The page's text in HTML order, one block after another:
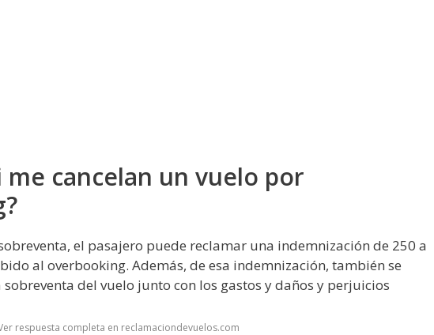
me cancelan un vuelo por
el pasajero puede reclamar una indemnización de 250 a
al overbooking. Además, de esa indemnización, también se
del vuelo junto con los gastos y daños y perjuicios
respuesta completa en reclamaciondevuelos.com